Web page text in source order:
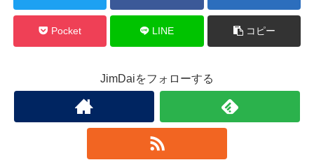
Pocket LINE コピー
JimDaiをフォローする